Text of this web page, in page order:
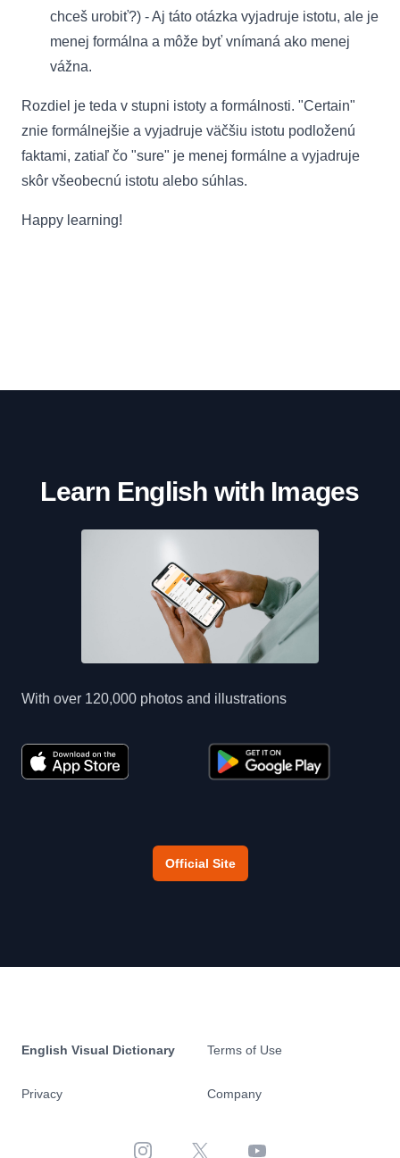
chceš urobiť?) - Aj táto otázka vyjadruje istotu, ale je
menej formálna a môže byť vnímaná ako menej
vážna.
Rozdiel je teda v stupni istoty a formálnosti. "Certain"
znie formálnejšie a vyjadruje väčšiu istotu podloženú
faktami, zatiaľ čo "sure" je menej formálne a vyjadruje
skôr všeobecnú istotu alebo súhlas.
Happy learning!
Learn English with Images
With over 120,000 photos and illustrations
Official Site
English Visual Dictionary
Privacy
Terms of Use
Company
Instagram X YouTube